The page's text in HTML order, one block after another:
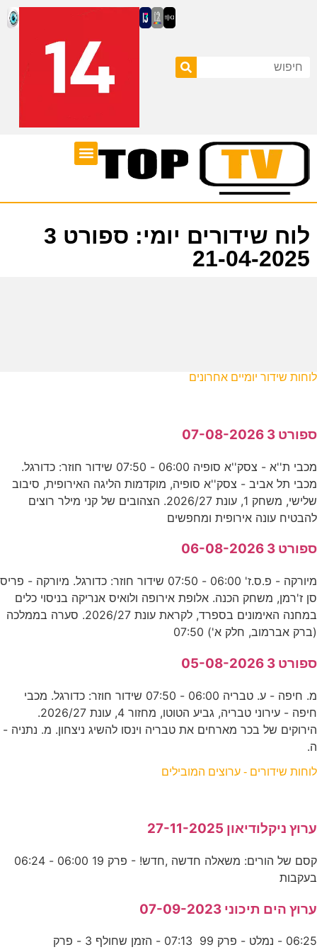
לוח שידורים יומי: ספורט 3
21-04-2025
לוחות שידור יומיים אחרונים
ספורט 3 07-08-2026
מכבי ת''א - צסק''א סופיה 06:00 - 07:50 שידור חוזר: כדורגל.
מכבי תל אביב - צסק''א סופיה, מוקדמות הליגה האירופית, סיבוב
שלישי, משחק 1, עונת 2026/27. הצהובים של קני מילר רוצים
להבטיח עונה אירופית ומחפשים
ספורט 3 06-08-2026
מיורקה - פ.ס.ז' 06:00 - 07:50 שידור חוזר: כדורגל. מיורקה - פריס
סן ז'רמן, משחק הכנה. אלופת אירופה ולואיס אנריקה בניסוי כלים
במחנה האימונים בספרד, לקראת עונת 2026/27. סערה בממלכה
(ברק אברמוב, חלק א') 07:50
ספורט 3 05-08-2026
מ. חיפה - ע. טבריה 06:00 - 07:50 שידור חוזר: כדורגל. מכבי
חיפה - עירוני טבריה, גביע הטוטו, מחזור 4, עונת 2026/27.
הירוקים של בכר מארחים את טבריה וינסו להשיג ניצחון. מ. נתניה -
ה.
לוחות שידורים - ערוצים המובילים
ערוץ ניקלודיאון 27-11-2025
קסם של הורים: משאלה חדשה ,חדש! - פרק 19 06:00 - 06:24
בעקבות
ערוץ הים תיכוני 07-09-2023
06:25 - נמלט - פרק 99 07:13 - הזמן שחולף 3 - פרק